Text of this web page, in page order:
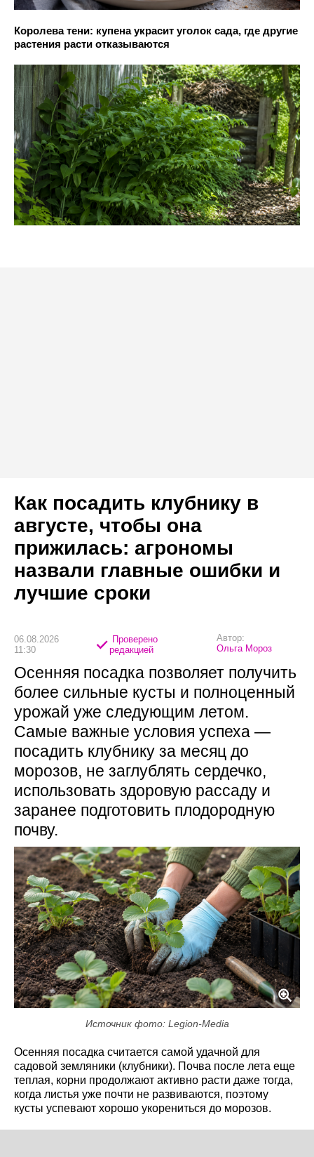
Королева тени: купена украсит уголок сада, где другие
растения расти отказываются
Как посадить клубнику в
августе, чтобы она
прижилась: агрономы
назвали главные ошибки и
лучшие сроки
06.08.2026
11:30
Проверено
редакцией
Автор:
Ольга Мороз
Осенняя посадка позволяет получить
более сильные кусты и полноценный
урожай уже следующим летом.
Самые важные условия успеха —
посадить клубнику за месяц до
морозов, не заглублять сердечко,
использовать здоровую рассаду и
заранее подготовить плодородную
почву.
Источник фото: Legion-Media
Осенняя посадка считается самой удачной для
садовой земляники (клубники). Почва после лета еще
теплая, корни продолжают активно расти даже тогда,
когда листья уже почти не развиваются, поэтому
кусты успевают хорошо укорениться до морозов.